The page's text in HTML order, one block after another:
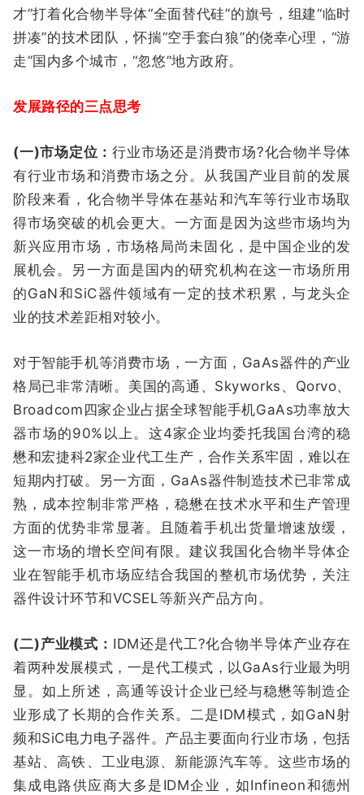
才”打着化合物半导体“全面替代硅”的旗号，组建“临时
拼凑”的技术团队，怀揣“空手套白狼”的侥幸心理，“游
走”国内多个城市，“忽悠”地方政府。
发展路径的三点思考
(一)市场定位：行业市场还是消费市场?化合物半导体
有行业市场和消费市场之分。从我国产业目前的发展
阶段来看，化合物半导体在基站和汽车等行业市场取
得市场突破的机会更大。一方面是因为这些市场均为
新兴应用市场，市场格局尚未固化，是中国企业的发
展机会。另一方面是国内的研究机构在这一市场所用
的GaN和SiC器件领域有一定的技术积累，与龙头企
业的技术差距相对较小。
对于智能手机等消费市场，一方面，GaAs器件的产业
格局已非常清晰。美国的高通、Skyworks、Qorvo、
Broadcom四家企业占据全球智能手机GaAs功率放大
器市场的90%以上。这4家企业均委托我国台湾的稳
懋和宏捷科2家企业代工生产，合作关系牢固，难以在
短期内打破。另一方面，GaAs器件制造技术已非常成
熟，成本控制非常严格，稳懋在技术水平和生产管理
方面的优势非常显著。且随着手机出货量增速放缓，
这一市场的增长空间有限。建议我国化合物半导体企
业在智能手机市场应结合我国的整机市场优势，关注
器件设计环节和VCSEL等新兴产品方向。
(二)产业模式： IDM还是代工?化合物半导体产业存在
着两种发展模式，一是代工模式，以GaAs行业最为明
显。如上所述，高通等设计企业已经与稳懋等制造企
业形成了长期的合作关系。二是IDM模式，如GaN射
频和SiC电力电子器件。产品主要面向行业市场，包括
基站、高铁、工业电源、新能源汽车等。这些市场的
集成电路供应商大多是IDM企业，如Infineon和德州